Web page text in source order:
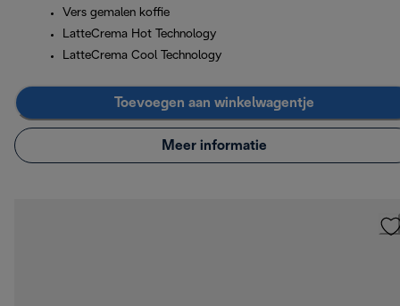
Vers gemalen koffie
LatteCrema Hot Technology
LatteCrema Cool Technology
Toevoegen aan winkelwagentje
Meer informatie